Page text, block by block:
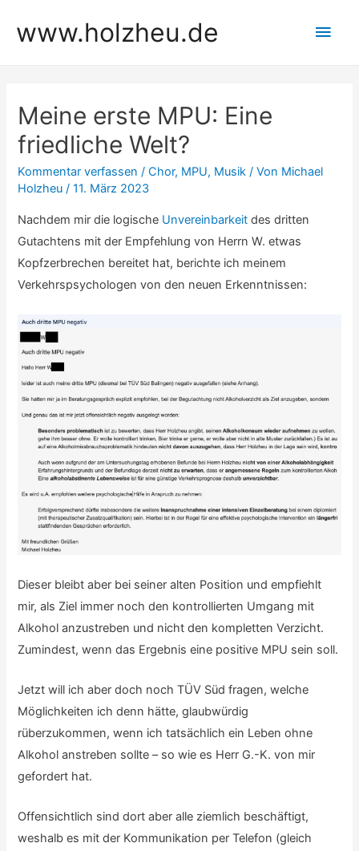
Inhaltwww.holzheu.de
Meine erste MPU: Eine
friedliche Welt?
Kommentar verfassen /Chor, MPU, Musik / Von Michael
Holzheu /11. März 2023
Nachdem mir die logische Unvereinbarkeit des dritten
Gutachtens mit der Empfehlung von Herrn W. etwas
Kopfzerbrechen bereitet hat, berichte ich meinem
Verkehrspsychologen von den neuen Erkenntnissen:
Dieser bleibt aber bei seiner alten Position und empfiehlt
mir, als Ziel immer noch den kontrollierten Umgang mit
Alkohol anzustreben und nicht den kompletten Verzicht.
Zumindest, wenn das Ergebnis eine positive MPU sein soll.
Jetzt will ich aber doch noch TÜV Süd fragen, welche
Möglichkeiten ich denn hätte, glaubwürdig
rüberzukommen, wenn ich tatsächlich ein Leben ohne
Alkohol anstreben sollte – so wie es Herr G.-K. von mir
gefordert hat.
Offensichtlich sind dort aber alle ziemlich beschäftigt,
weshalb es mit der Kommunikation per Telefon (gleich